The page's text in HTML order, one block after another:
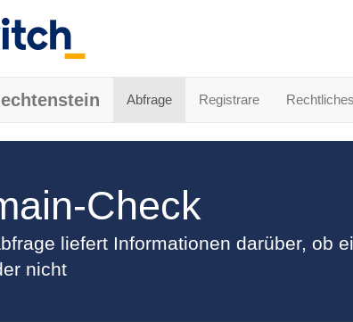
Abfrage Registrare Rechtliches
Check
liefert Informationen darüber, ob
nicht